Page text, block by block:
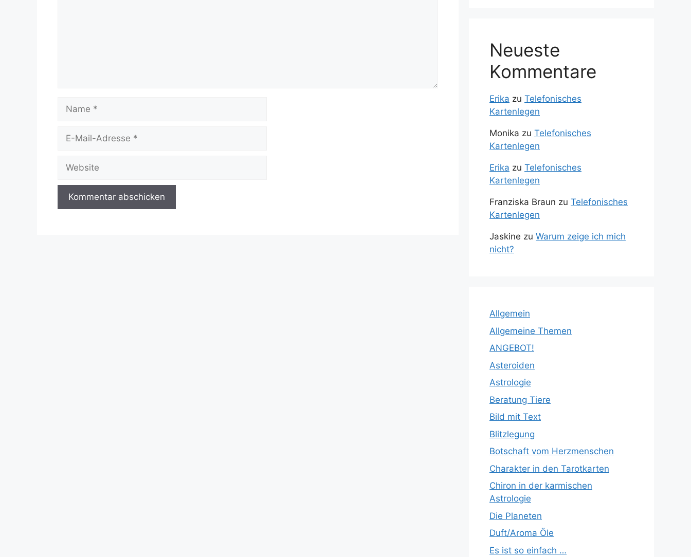
Mail-
Neueste
Kommentare
Erika zu Telefonisches
Kartenlegen
Monika zu Telefonisches
Kartenlegen
Erika zu Telefonisches
Kartenlegen
Franziska Braun zu Telefonisches
Kartenlegen
Jaskine zu Warum zeige ich mich
nicht?
Allgemein
Allgemeine Themen
ANGEBOT!
Asteroiden
Astrologie
Beratung Tiere
Bild mit Text
Blitzlegung
Botschaft vom Herzmenschen
Charakter in den Tarotkarten
Chiron in der karmischen
Astrologie
Die Planeten
Duft/Aroma Öle
Es ist so einfach …